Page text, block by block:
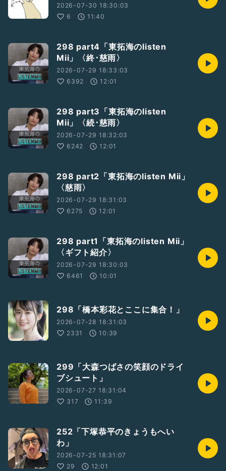
2026-07-30 18:30:03
6
11:40
298 part4「東拓海のlisten
Mii」〈終･慈雨〉
2026-07-29 18:33:03
6392
12:01
298 part3「東拓海のlisten
Mii」〈続･慈雨〉
2026-07-29 18:32:03
6242
12:01
298 part2「東拓海のlisten Mii」
〈慈雨〉
2026-07-29 18:31:03
6275
12:01
298 part1「東拓海のlisten Mii」
〈ギフト紹介〉
2026-07-29 18:30:03
6461
10:01
298「橋本彩花とここに集合！」
2026-07-28 18:31:03
2331
10:39
299「大森つばさの笑顔のドライ
ブシュート」
2026-07-27 18:31:04
317
11:39
252「下塚恭平のきょうもへい
わ」
2026-07-25 18:31:07
29
12:01